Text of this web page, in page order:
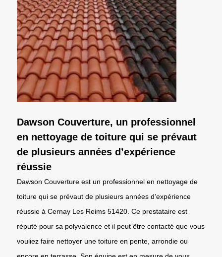
Dawson Couverture, un professionnel
en nettoyage de toiture qui se prévaut
de plusieurs années d’expérience
réussie
Dawson Couverture est un professionnel en nettoyage de
toiture qui se prévaut de plusieurs années d’expérience
réussie à Cernay Les Reims 51420. Ce prestataire est
réputé pour sa polyvalence et il peut être contacté que vous
vouliez faire nettoyer une toiture en pente, arrondie ou